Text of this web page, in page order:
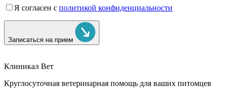
Я согласен с политикой конфиденциальности
Записаться на прием
Клиникал Вет
Круглосуточная ветеринарная помощь для ваших питомцев